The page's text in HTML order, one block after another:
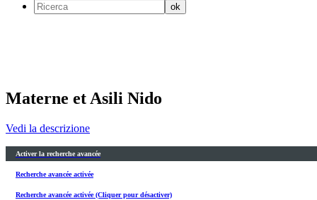
Materne et Asili Nido
Vedi la descrizione
Activer la recherche avancée
Recherche avancée activée
Recherche avancée activée (Cliquer pour désactiver)